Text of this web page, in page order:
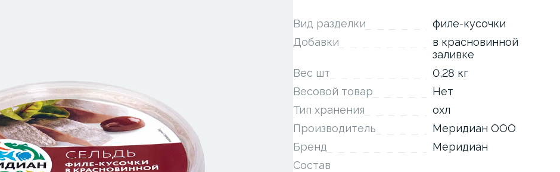
Вид разделки
филе-кусочки
Добавки
в красновинной
заливке
Вес шт
0,28 кг
Весовой товар
Нет
Тип хранения
охл
Производитель
Меридиан ООО
Бренд
Меридиан
Состав